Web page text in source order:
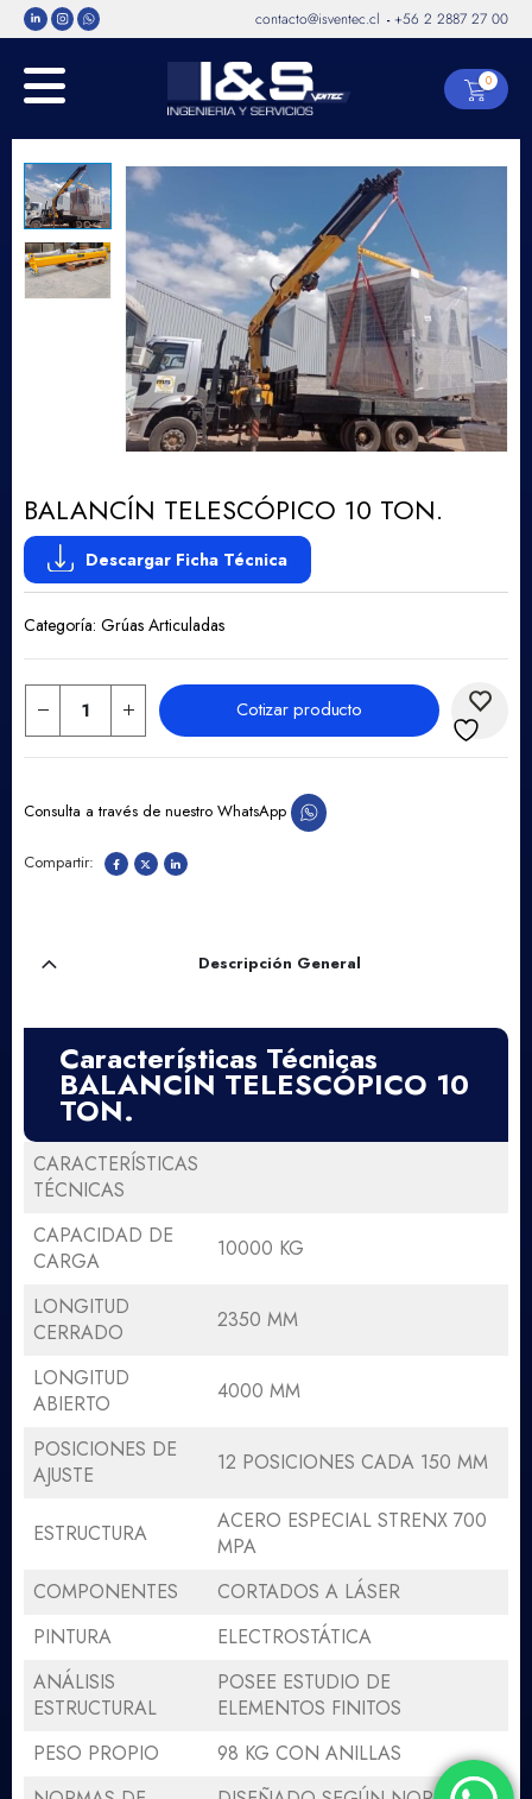
contacto@isventec.cl - +56 2 2887 27 00
0
BALANCÍN TELESCÓPICO 10 TON.
Descargar Ficha Técnica
Categoría: Grúas Articuladas
Cotizar producto
Consulta a través de nuestro WhatsApp
Descripción General
Características Técnicas
BALANCÍN TELESCÓPICO 10
TON.
CARACTERÍSTICAS
TÉCNICAS
CAPACIDAD DE
CARGA
10000 KG
LONGITUD
CERRADO
2350 MM
LONGITUD
ABIERTO
4000 MM
POSICIONES DE
AJUSTE
12 POSICIONES CADA 150 MM
ESTRUCTURA
ACERO ESPECIAL STRENX 700
MPA
COMPONENTES
CORTADOS A LÁSER
PINTURA
ELECTROSTÁTICA
ANÁLISIS
ESTRUCTURAL
POSEE ESTUDIO DE
ELEMENTOS FINITOS
PESO PROPIO
98 KG CON ANILLAS